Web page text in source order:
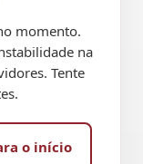
momento.
na
Tente
o início